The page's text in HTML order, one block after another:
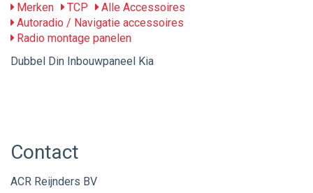
Merken
TCP
Alle Accessoires
Autoradio / Navigatie accessoires
Radio montage panelen
Dubbel Din Inbouwpaneel Kia
Contact
ACR Reijnders BV